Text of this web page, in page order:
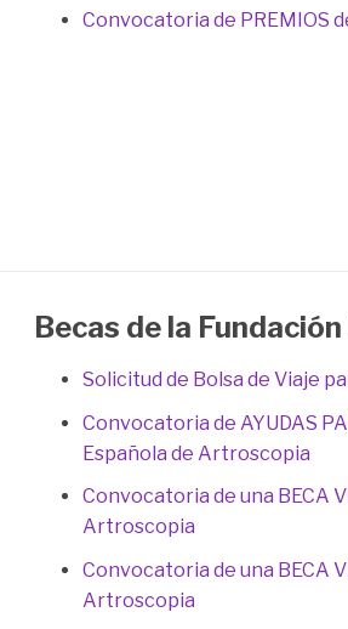
Convocatoria de PREMIOS
Becas de la
Solicitud de Bolsa de Viaje
Convocatoria de AYUDAS
Española de Artroscopia
Convocatoria de una BECA
Artroscopia
Convocatoria de una BECA
Artroscopia